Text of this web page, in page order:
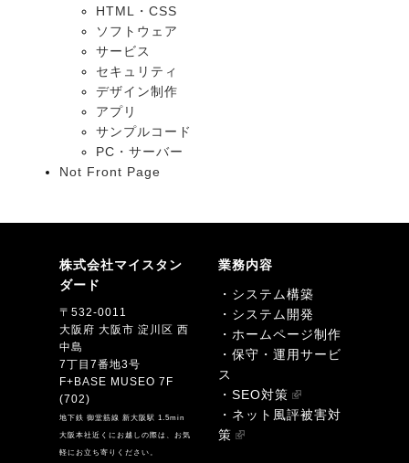
HTML・CSS
ソフトウェア
サービス
セキュリティ
デザイン制作
アプリ
サンプルコード
PC・サーバー
Not Front Page
株式会社マイスタン
ダード
〒532-0011
大阪府 大阪市 淀川区 西
中島
7丁目7番地3号
F+BASE MUSEO 7F
(702)
地下鉄 御堂筋線 新大阪駅 1.5min
大阪本社近くにお越しの際は、お気
軽にお立ち寄りください。
業務内容
・システム構築
・システム開発
・ホームページ制作
・保守・運用サービ
ス
・SEO対策
・ネット風評被害対
策